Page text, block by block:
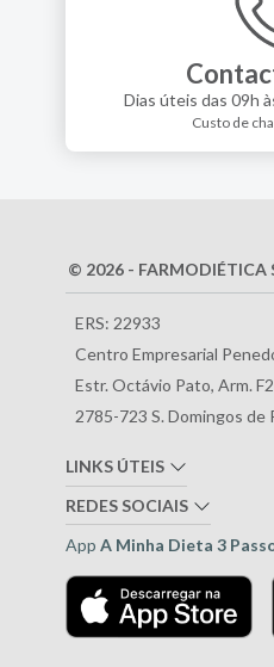
Dias úteis das 09h
Custo de
© 2026 - FARMODIÉTICA
ERS: 22933
Centro Empresarial
Estr. Octávio Pato, Arm.
2785-723 S. Domingos de
LINKS ÚTEIS
REDES SOCIAIS
App A Minha Dieta 3